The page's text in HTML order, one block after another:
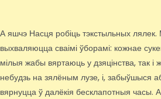
А яшчэ Насця робіць тэкстыльных
выхваляюцца сваімі ўборамі: кожнае
мілыя жабы вяртаюць у дзяцінства, так і
небудзь на зялёным лузе, і, забыўшыся
вярнуцца ў далёкія бесклапотныя часы.